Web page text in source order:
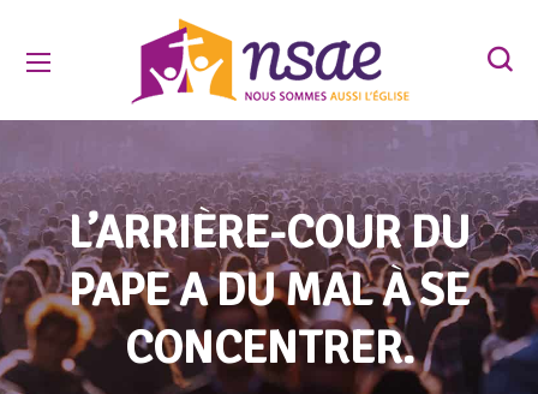
L’ARRIÈRE-COUR DU
PAPE A DU MAL À SE
CONCENTRER.